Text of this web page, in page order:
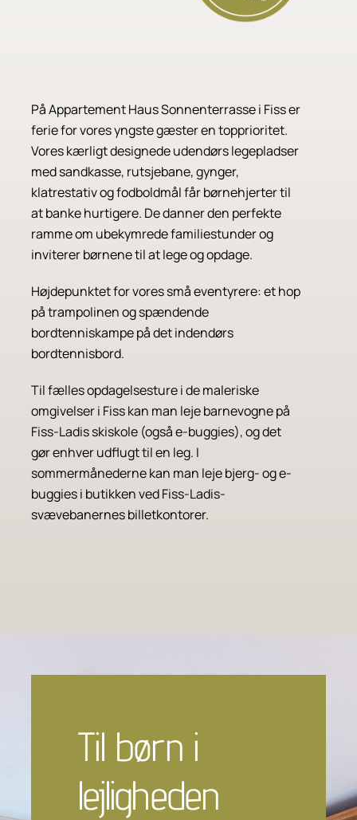
På Appartement Haus Sonnenterrasse i Fiss er
ferie for vores yngste gæster en topprioritet.
Vores kærligt designede udendørs legepladser
med sandkasse, rutsjebane, gynger,
klatrestativ og fodboldmål får børnehjerter til
at banke hurtigere. De danner den perfekte
ramme om ubekymrede familiestunder og
inviterer børnene til at lege og opdage.
Højdepunktet for vores små eventyrere: et hop
på trampolinen og spændende
bordtenniskampe på det indendørs
bordtennisbord.
Til fælles opdagelsesture i de maleriske
omgivelser i Fiss kan man leje barnevogne på
Fiss-Ladis skiskole (også e-buggies), og det
gør enhver udflugt til en leg. I
sommermånederne kan man leje bjerg- og e-
buggies i butikken ved Fiss-Ladis-
svævebanernes billetkontorer.
Til børn i
lejligheden